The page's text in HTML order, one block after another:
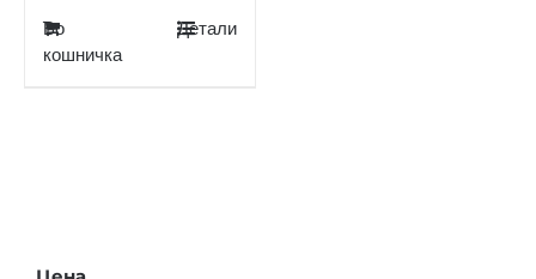
Во
кошничка
Детали